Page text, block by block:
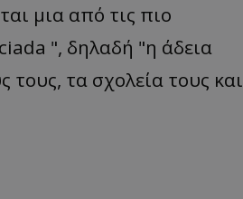
μια από τις πιο
", δηλαδή "η άδεια
τους, τα σχολεία τους και